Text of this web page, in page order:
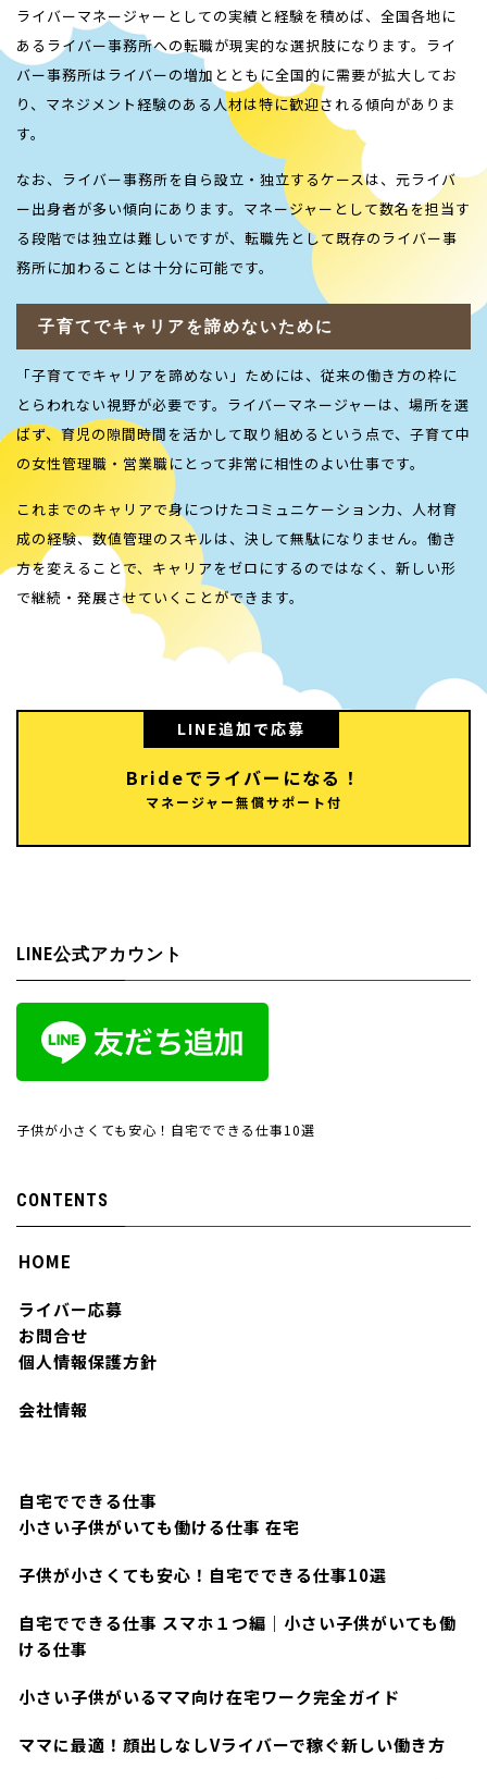
ライバーマネージャーとしての実績と経験を積めば、全国各地に
あるライバー事務所への転職が現実的な選択肢になります。ライ
バー事務所はライバーの増加とともに全国的に需要が拡大してお
り、マネジメント経験のある人材は特に歓迎される傾向がありま
す。
なお、ライバー事務所を自ら設立・独立するケースは、元ライバ
ー出身者が多い傾向にあります。マネージャーとして数名を担当す
る段階では独立は難しいですが、転職先として既存のライバー事
務所に加わることは十分に可能です。
子育てでキャリアを諦めないために
「子育てでキャリアを諦めない」ためには、従来の働き方の枠に
とらわれない視野が必要です。ライバーマネージャーは、場所を選
ばず、育児の隙間時間を活かして取り組めるという点で、子育て中
の女性管理職・営業職にとって非常に相性のよい仕事です。
これまでのキャリアで身につけたコミュニケーション力、人材育
成の経験、数値管理のスキルは、決して無駄になりません。働き
方を変えることで、キャリアをゼロにするのではなく、新しい形
で継続・発展させていくことができます。
LINE追加で応募
Brideでライバーになる！
マネージャー無償サポート付
LINE公式アカウント
子供が小さくても安心！自宅でできる仕事10選
CONTENTS
HOME
ライバー応募
お問合せ
個人情報保護方針
会社情報
自宅でできる仕事
小さい子供がいても働ける仕事 在宅
子供が小さくても安心！自宅でできる仕事10選
自宅でできる仕事 スマホ１つ編｜小さい子供がいても働
ける仕事
小さい子供がいるママ向け在宅ワーク完全ガイド
ママに最適！顔出しなしVライバーで稼ぐ新しい働き方